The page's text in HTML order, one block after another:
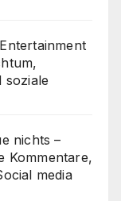
soziale
nichts –
Kommentare,
media